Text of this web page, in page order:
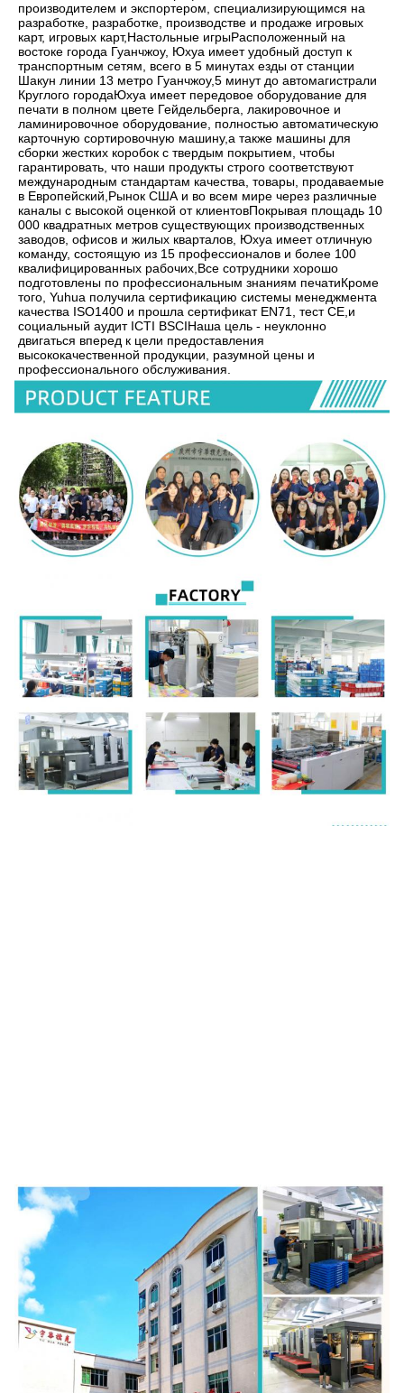
производителем и экспортером, специализирующимся на
разработке, разработке, производстве и продаже игровых
карт, игровых карт,Настольные игрыРасположенный на
востоке города Гуанчжоу, Юхуа имеет удобный доступ к
транспортным сетям, всего в 5 минутах езды от станции
Шакун линии 13 метро Гуанчжоу,5 минут до автомагистрали
Круглого городаЮхуа имеет передовое оборудование для
печати в полном цвете Гейдельберга, лакировочное и
ламинировочное оборудование, полностью автоматическую
карточную сортировочную машину,а также машины для
сборки жестких коробок с твердым покрытием, чтобы
гарантировать, что наши продукты строго соответствуют
международным стандартам качества, товары, продаваемые
в Европейский,Рынок США и во всем мире через различные
каналы с высокой оценкой от клиентовПокрывая площадь 10
000 квадратных метров существующих производственных
заводов, офисов и жилых кварталов, Юхуа имеет отличную
команду, состоящую из 15 профессионалов и более 100
квалифицированных рабочих,Все сотрудники хорошо
подготовлены по профессиональным знаниям печатиКроме
того, Yuhua получила сертификацию системы менеджмента
качества ISO1400 и прошла сертификат EN71, тест CE,и
социальный аудит ICTI BSCIНаша цель - неуклонно
двигаться вперед к цели предоставления
высококачественной продукции, разумной цены и
профессионального обслуживания.